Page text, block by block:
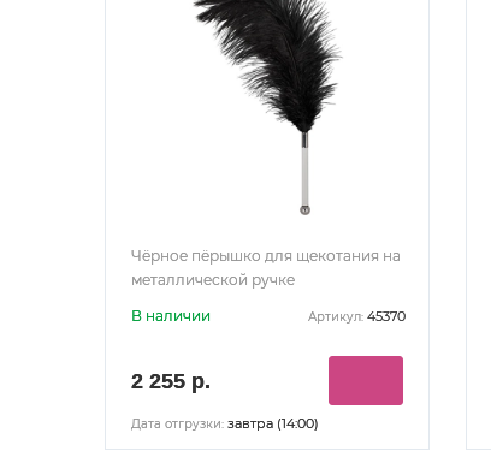
Чёрное пёрышко для щекотания на
металлической ручке
В наличии
Артикул: 45370
2 255 р.
Дата отгрузки: завтра (14:00)